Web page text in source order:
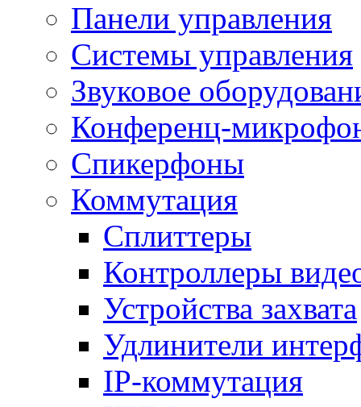
Панели управления
Системы управления
Звуковое
Конференц-
Спикерфоны
Коммутация
Сплиттеры
Контроллеры
Устройства захвата
Удлинители
IP-коммутация